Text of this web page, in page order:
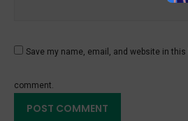
Save my name, email, and website in this
comment.